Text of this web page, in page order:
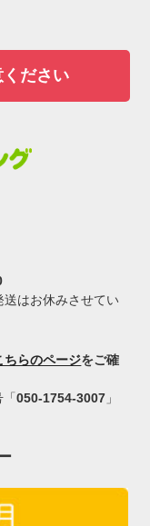
ださい
はお休みさせてい
ちらのページをご確
「050-1754-3007 」